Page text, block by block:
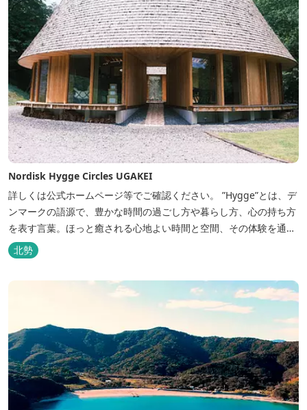
Nordisk Hygge Circles UGAKEI
詳しくは公式ホームページ等でご確認ください。 ”Hygge”とは、デ
ンマークの語源で、豊かな時間の過ごし方や暮らし方、心の持ち方
を表す言葉。ほっと癒される心地よい時間と空間、その体験を通し
て得られる幸福感のことです。 デンマーク発のアウトドアブランド
「Nordisk（ノルディスク）」と三重県いなべ市が連携して手がけ
た日本初のアウトドアフィールドが、2023年４月３日にオープンし
北勢